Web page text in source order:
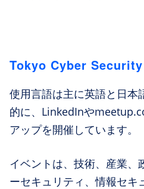
Tokyo Cyber
使用言語は主に英語と日本
的に、LinkedInや
アップを開催しています。
イベントは、技術、産業、
ーセキュリティ、情報セキ